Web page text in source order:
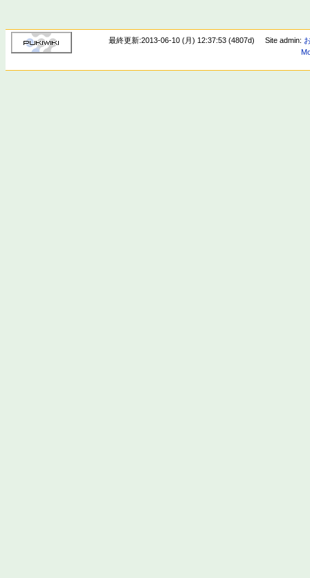
最終更新:2013-06-10 (月) 12:37:53 (4807d) Site admin: